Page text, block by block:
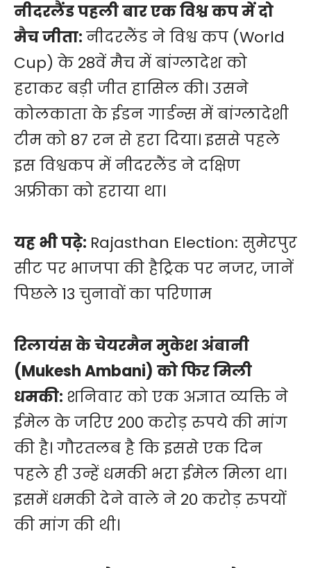
नीदरलैंड पहली बार एक विश्व कप में दो
मैच जीता:नीदरलैंड ने विश्व कप (World
Cup) के 28वें मैच में बांग्लादेश को
हराकर बड़ी जीत हासिल की। उसने
कोलकाता के ईडन गार्डन्स में बांग्लादेशी
टीम को 87 रन से हरा दिया। इससे पहले
इस विश्वकप में नीदरलैंड ने दक्षिण
अफ्रीका को हराया था।
यह भी पढ़े: Rajasthan Election: सुमेरपुर
सीट पर भाजपा की हैट्रिक पर नजर, जानें
पिछले 13 चुनावों का परिणाम
रिलायंस के चेयरमैन मुकेश अंबानी
(Mukesh Ambani) को फिर मिली
धमकी: शनिवार को एक अज्ञात व्यक्ति ने
ईमेल के जरिए 200 करोड़ रुपये की मांग
की है। गौरतलब है कि इससे एक दिन
पहले ही उन्हें धमकी भरा ईमेल मिला था।
इसमें धमकी देने वाले ने 20 करोड़ रुपयों
की मांग की थी।